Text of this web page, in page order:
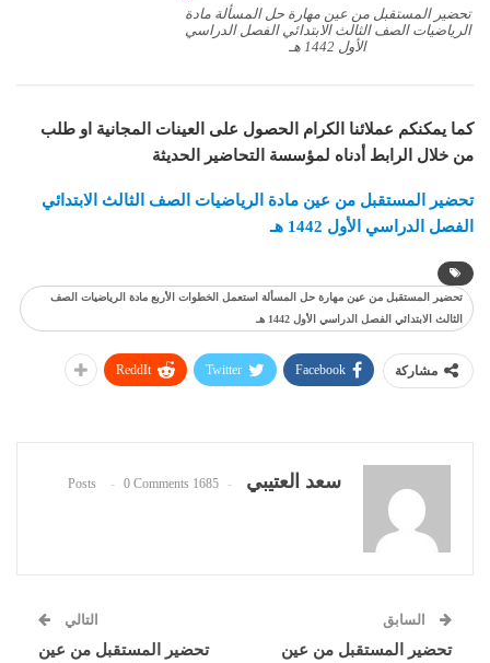
تحضير المستقبل من عين مهارة حل المسألة مادة
الرياضيات الصف الثالث الابتدائي الفصل الدراسي
الأول 1442 هـ
كما يمكنكم عملائنا الكرام الحصول على العينات المجانية او طلب
من خلال الرابط أدناه لمؤسسة التحاضير الحديثة
تحضير المستقبل من عين مادة الرياضيات الصف الثالث الابتدائي
الفصل الدراسي الأول 1442 هـ
تحضير المستقبل من عين مهارة حل المسألة استعمل الخطوات الأربع مادة الرياضيات الصف
الثالث الابتدائي الفصل الدراسي الأول 1442 هـ
مشاركة Facebook
Twitter
ReddIt
سعد العتيبي 1685 Posts
0 Comments
السابق
تحضير المستقبل من عين
التالي
تحضير المستقبل من عين